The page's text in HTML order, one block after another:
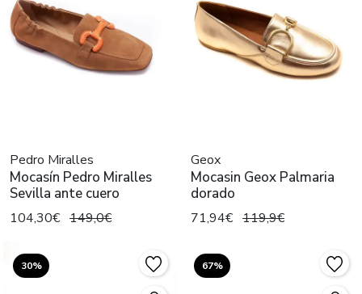
Pedro Miralles
Mocasín Pedro Miralles
Sevilla ante cuero
104,30€ 149,0€
Geox
Mocasin Geox Palmaria
dorado
71,94€ 119,9€
30% 67%